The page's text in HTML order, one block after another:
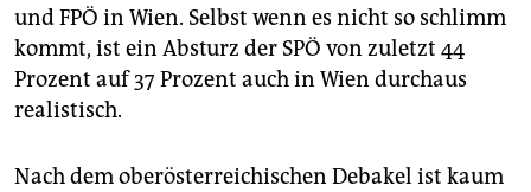
und FPÖ in Wien. Selbst wenn es nicht so schlimm
kommt, ist ein Absturz der SPÖ von zuletzt 44
Prozent auf 37 Prozent auch in Wien durchaus
realistisch.
Nach dem oberösterreichischen Debakel ist kaum